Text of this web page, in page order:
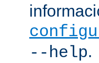
--help.